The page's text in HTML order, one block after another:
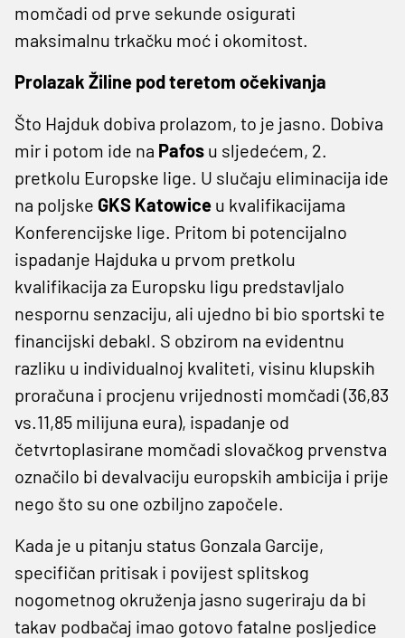
momčadi od prve sekunde osigurati
maksimalnu trkačku moć i okomitost.
Prolazak Žiline pod teretom očekivanja
Što Hajduk dobiva prolazom, to je jasno. Dobiva
mir i potom ide na Pafos u sljedećem, 2.
pretkolu Europske lige. U slučaju eliminacija ide
na poljske GKS Katowice u kvalifikacijama
Konferencijske lige. Pritom bi potencijalno
ispadanje Hajduka u prvom pretkolu
kvalifikacija za Europsku ligu predstavljalo
nespornu senzaciju, ali ujedno bi bio sportski te
financijski debakl. S obzirom na evidentnu
razliku u individualnoj kvaliteti, visinu klupskih
proračuna i procjenu vrijednosti momčadi (36,83
vs.11,85 milijuna eura), ispadanje od
četvrtoplasirane momčadi slovačkog prvenstva
označilo bi devalvaciju europskih ambicija i prije
nego što su one ozbiljno započele.
Kada je u pitanju status Gonzala Garcije,
specifičan pritisak i povijest splitskog
nogometnog okruženja jasno sugeriraju da bi
takav podbačaj imao gotovo fatalne posljedice